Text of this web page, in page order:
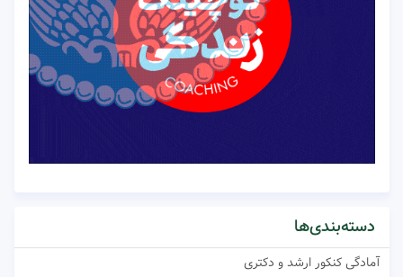
دسته‌بندی‌ها
آمادگی کنکور ارشد و دکتری